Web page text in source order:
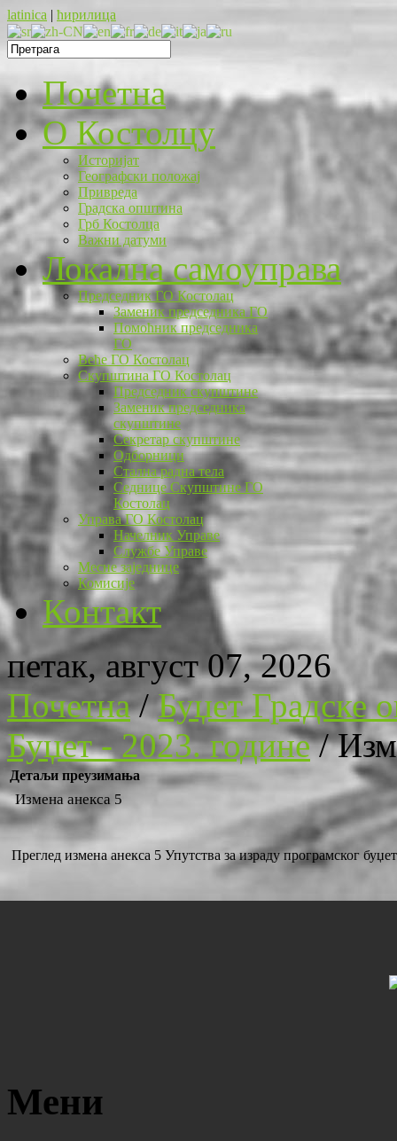
latinica | ћирилица
Почетна
O Костолцу
Историјат
Географски положај
Привреда
Градска општина
Грб Костолца
Важни датуми
Локална самоуправа
Председник ГО Костолац
Заменик председника ГО
Помоћник председника
ГО
Веће ГО Костолац
Скупштина ГО Костолац
Председник скупштине
Заменик председника
скупштине
Секретар скупштине
Одборници
Стална радна тела
Седнице Скупштине ГО
Костолац
Управа ГО Костолац
Начелник Управе
Службе Управе
Месне заједнице
Комисије
Контакт
петак, август 07, 2026
Почетна/Буџет Градске
Буџет - 2023. године/
Детаљи преузимања
Измена анекса 5
Преглед измена анекса 5 Упутства за израду програмског
Мени